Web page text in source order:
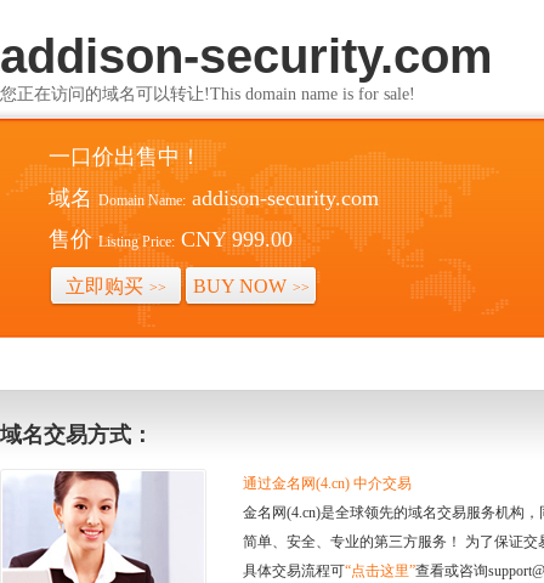
addison-security.com
您正在访问的域名可以转让!This domain name is for sale!
一口价出售中！
域名 Domain Name: addison-security.com
售价 Listing Price: CNY 999.00
立即购买 >> BUY NOW >>
域名交易方式：
通过金名网(4.cn) 中介交易
金名网(4.cn)是全球领先的域名交易服务机构
简单、安全、专业的第三方服务！ 为了保证
具体交易流程可“点击这里”查看或咨询